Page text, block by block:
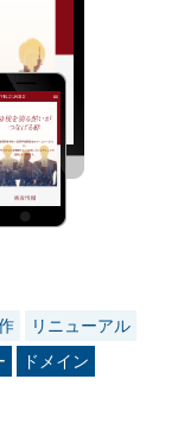
リニューアル
ドメイン